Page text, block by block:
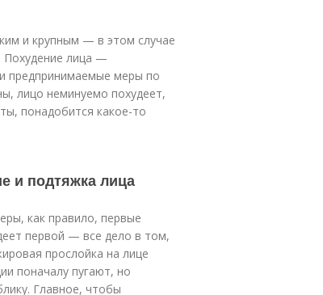
и крупным — в этом случае
Похудение лица —
предпринимаемые меры по
лицо неминуемо похудеет,
понадобится какое-то
и подтяжка лица
как правило, первые
первой — все дело в том,
прослойка на лице
поначалу пугают, но
Главное, чтобы